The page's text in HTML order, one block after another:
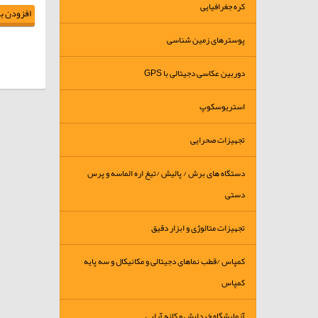
کره جغرافیایی
پوسترهای زمین شناسی
دوربین عکاسی دجیتالی با GPS
استریوسکوپ
تجهیزات صحرایی
دستگاه های برش / پالیش /تیغ اره الماسه و پرس
دستی
تجهیزات متالوژی و ابزار دقیق
کمپاس /قطب نماهای دجیتالی و مکانیکال و سه پایه
کمپاس
افزودن